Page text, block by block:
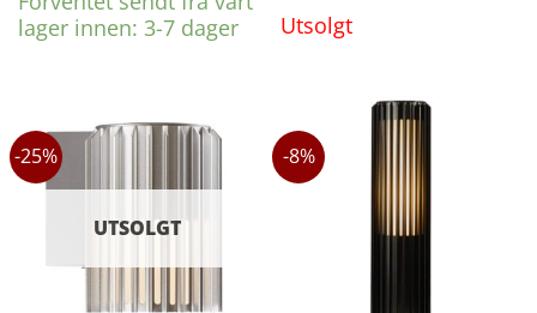
lager innen: 3-7 dager
Utsolgt
-25%
UTSOLGT
-8%